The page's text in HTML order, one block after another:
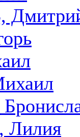
Лилия